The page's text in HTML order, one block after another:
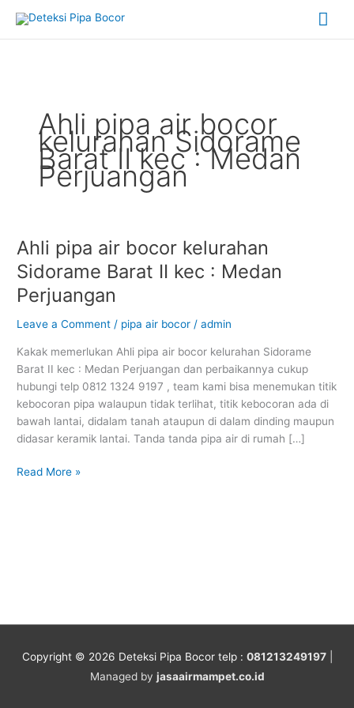
content
Ahli pipa air bocor
kelurahan Sidorame
Barat II kec : Medan
Perjuangan
Ahli pipa air bocor kelurahan
Sidorame Barat II kec : Medan
Perjuangan
Leave a Comment / pipa air bocor /admin
Kakak memerlukan Ahli pipa air bocor kelurahan Sidorame
Barat II kec : Medan Perjuangan dan perbaikannya cukup
hubungi telp 0812 1324 9197 , team kami bisa menemukan titik
kebocoran pipa walaupun tidak terlihat, titik kebocoran ada di
bawah lantai, didalam tanah ataupun di dalam dinding maupun
didasar keramik lantai. Tanda tanda pipa air di rumah […]
Ahli
pipa
air
bocor
Sidorame
Barat
II
kec
:
Medan
Perjuangan
Read More »
Copyright © 2026 Deteksi Pipa Bocortelp : 081213249197|
Managed by jasaairmampet.co.id